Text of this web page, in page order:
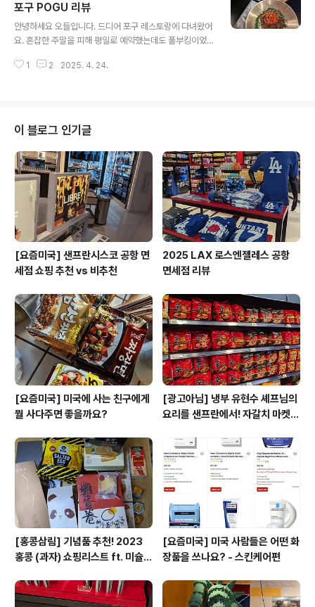
어오고 있는데요, 최근 미국 뉴스에서 오바마 전 대통령이
방문했다는 사진이 돌면서 더더욱 유명해지고 있어요. 제
가 갔을 때는 2018년 6월경으로 미슐랭 3스타를 받은지
얼마 안되어 우연히 좋은 기회에 예약이 가능했는데요, 요
즘은 물론 예약이 어려운 상황이죠. 아마 오바마 전 대통령
포구 POGU 리뷰
안녕하세요 오들입니다. 드디어 포구 레스토랑에 다녀왔어
요. 혼잡한 주말을 피해 평일로 예약했는데도 풀부킹이었
구글맵에서 자동으로 연결되는 Open Table 로 예약하시
이제는 한국에서도 소개가 되었다는 자갈치 마켓과 함께 3
월 말에 성대하게 오픈했답니다. 참고로 이 쇼핑몰은 아시
아계 미국인들이 자주 오는 곳이에요. 한인은 드물지만 한
국음식에 관심이 깊은 아시아계 현지인들이 몰리기에 최적
인 입지라고 생각됩니다. 실제로 포구에는 한국분들도 드
물게 몇분 계..
1 2 2025. 4. 24.
이 블로그 인기글
[요즘미국] 샌프란시스코 공항 면
세점 쇼핑 추천 vs 비추천
2025 LAX 로스엔젤레스 공항
면세점 리뷰
[요즘미국] 미국에 사는 친구에게
뭘 사다주면 좋을까요?
[광고아님] 냉부 유현수 셰프님의
요리를 샌프란에서! 자갈치 마켓
[홍콩삼림] 기념품 추천! 2023
홍콩 (과자) 쇼핑리스트 ft. 미슐랭
[요즘미국] 미국 사람들은 어떤 화
장품을 쓰나요? - 스킨케어편